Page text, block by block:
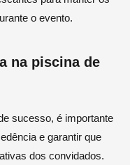
o evento.
na piscina de
sucesso, é importante
e garantir que
dos convidados.